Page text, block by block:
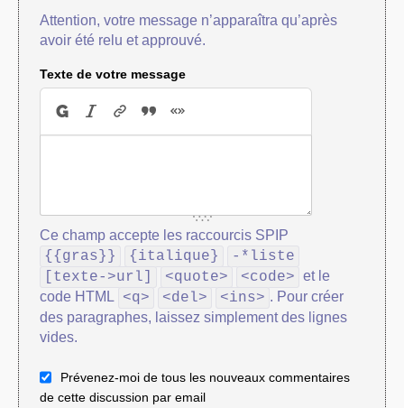
Attention, votre message n’apparaîtra qu’après
avoir été relu et approuvé.
Texte de votre message
Ce champ accepte les raccourcis SPIP
{{gras}} {italique}
-*liste
[texte->url]
<quote> <code> et le
code HTML
<q> <del> <ins> . Pour créer
des paragraphes, laissez simplement des lignes
vides.
Prévenez-moi de tous les nouveaux commentaires
de cette discussion par email